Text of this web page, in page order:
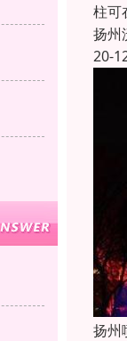
柱可
扬州
20-
扬州